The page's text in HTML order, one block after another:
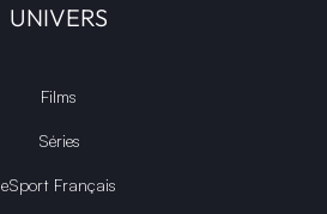
UNIVERS
Films
Séries
eSport Français